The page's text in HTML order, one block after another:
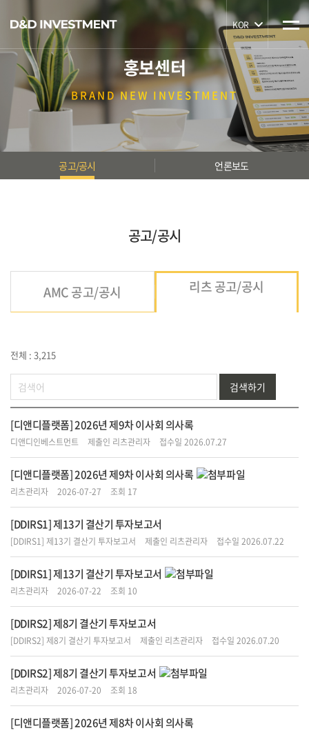
KOR
홍보센터
BRANDNEW INVESTMENT
공고/공시 언론보도
공고/공시
AMC 공고/공시 리츠 공고/공시
전체 : 3,215
검색하기
[디앤디플랫폼] 2026년 제9차 이사회 의사록
디앤디인베스트먼트 제출인 리츠관리자 접수일 2026.07.27
[디앤디플랫폼] 2026년 제9차 이사회 의사록
리츠관리자 2026-07-27 조회 17
[DDIRS1] 제13기 결산기 투자보고서
[DDIRS1] 제13기 결산기 투자보고서 제출인 리츠관리자 접수일 2026.07.22
[DDIRS1] 제13기 결산기 투자보고서
리츠관리자 2026-07-22 조회 10
[DDIRS2] 제8기 결산기 투자보고서
[DDIRS2] 제8기 결산기 투자보고서 제출인 리츠관리자 접수일 2026.07.20
[DDIRS2] 제8기 결산기 투자보고서
리츠관리자 2026-07-20 조회 18
[디앤디플랫폼] 2026년 제8차 이사회 의사록